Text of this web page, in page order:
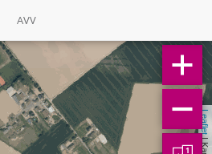
AVV
Leaflet
1